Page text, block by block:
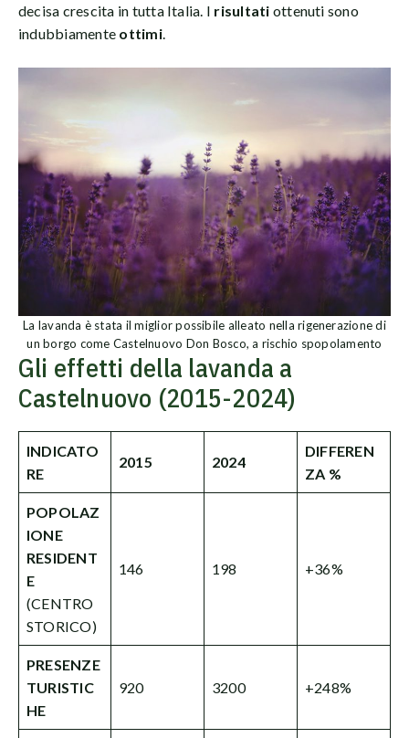
decisa crescita in tutta Italia. I risultati ottenuti sono
indubbiamente ottimi.
La lavanda è stata il miglior possibile alleato nella rigenerazione di
un borgo come Castelnuovo Don Bosco, a rischio spopolamento
Gli effetti della lavanda a
Castelnuovo (2015-2024)
INDICATO
RE
2015 2024
DIFFEREN
ZA %
POPOLAZ
IONE
RESIDENT
E
(CENTRO
STORICO)
146 198 +36%
PRESENZE
TURISTIC
HE
920 3200 +248%